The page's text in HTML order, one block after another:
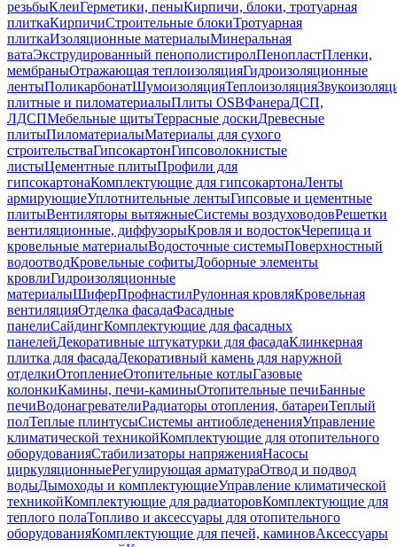
резьбыКлеиГерметики, пеныКирпичи, блоки, тротуарная
плиткаКирпичиСтроительные блокиТротуарная
плиткаИзоляционные материалыМинеральная
ватаЭкструдированный пенополистиролПенопластПленки,
мембраныОтражающая теплоизоляцияГидроизоляционные
лентыПоликарбонатШумоизоляцияТеплоизоляция
плитные и пиломатериалыПлиты OSBФанераДСП,
ЛДСПМебельные щитыТеррасные доскиДревесные
плитыПиломатериалыМатериалы для сухого
строительстваГипсокартонГипсоволокнистые
листыЦементные плитыПрофили для
гипсокартонаКомплектующие для гипсокартонаЛенты
армирующиеУплотнительные лентыГипсовые и цементные
плитыВентиляторы вытяжныеСистемы воздуховодовРешетки
вентиляционные, диффузорыКровля и водостокЧерепица и
кровельные материалыВодосточные системыПоверхностный
водоотводКровельные софитыДоборные элементы
кровлиГидроизоляционные
материалыШиферПрофнастилРулонная кровляКровельная
вентиляцияОтделка фасадаФасадные
панелиСайдингКомплектующие для фасадных
панелейДекоративные штукатурки для фасадаКлинкерная
плитка для фасадаДекоративный камень для наружной
отделкиОтоплениеОтопительные котлыГазовые
колонкиКамины, печи-каминыОтопительные печиБанные
печиВодонагревателиРадиаторы отопления, батареиТеплый
полТеплые плинтусыСистемы антиобледененияУправление
климатической техникойКомплектующие для отопительного
оборудованияСтабилизаторы напряженияНасосы
циркуляционныеРегулирующая арматураОтвод и подвод
водыДымоходы и комплектующиеУправление климатической
техникойКомплектующие для радиаторовКомплектующие для
теплого полаТопливо и аксессуары для отопительного
оборудованияКомплектующие для печей, каминовАксессуары